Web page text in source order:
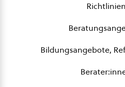
Richtlinien
Bildungsangebote,